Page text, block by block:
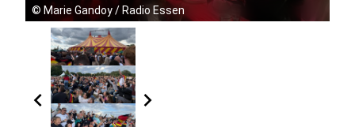
© Marie Gandoy / Radio Essen
chevron_left chevron_right